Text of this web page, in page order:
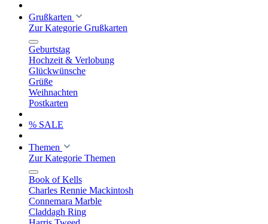
Grußkarten
Zur Kategorie Grußkarten
Geburtstag
Hochzeit & Verlobung
Glückwünsche
Grüße
Weihnachten
Postkarten
% SALE
Themen
Zur Kategorie Themen
Book of Kells
Charles Rennie Mackintosh
Connemara Marble
Claddagh Ring